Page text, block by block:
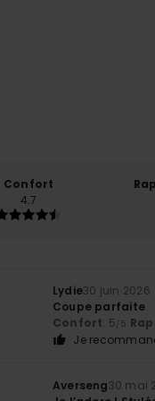
Confort
4.7
Lydie30 juin 2026
Coupe parfaite
Confort: 5/5
Je
Averseng30 mai